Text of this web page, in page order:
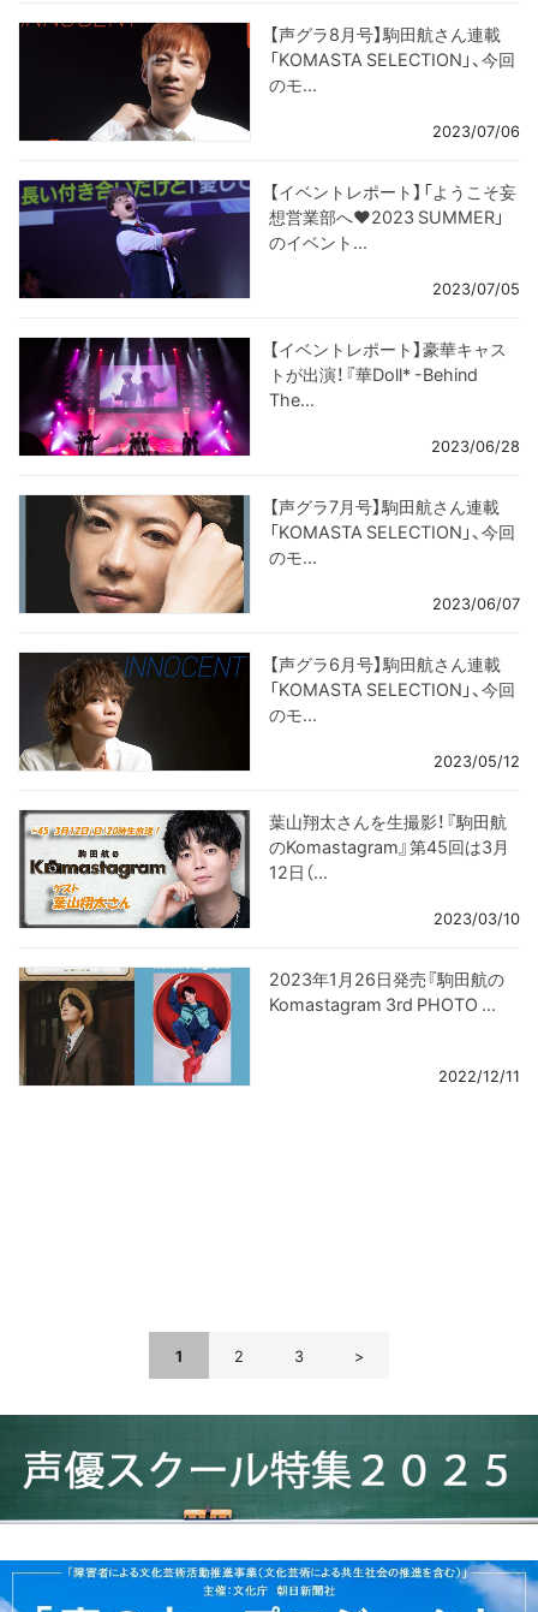
【声グラ8月号】駒田航さん連載
「KOMASTA SELECTION」、今回
のモ...
2023/07/06
【イベントレポート】「ようこそ妄
想営業部へ♥2023 SUMMER」
のイベント...
2023/07/05
【イベントレポート】豪華キャス
トが出演！『華Doll* -Behind
The...
2023/06/28
【声グラ7月号】駒田航さん連載
「KOMASTA SELECTION」、今回
のモ...
2023/06/07
【声グラ6月号】駒田航さん連載
「KOMASTA SELECTION」、今回
のモ...
2023/05/12
葉山翔太さんを生撮影！『駒田航
のKomastagram』第45回は3月
12日（...
2023/03/10
2023年1月26日発売『駒田航の
Komastagram 3rd PHOTO ...
2022/12/11
1 2 3 >